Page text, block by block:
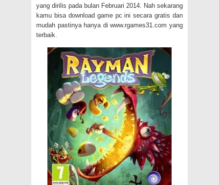
yang dirilis pada bulan Februari 2014. Nah sekarang
kamu bisa download game pc ini secara gratis dan
mudah pastinya hanya di www.rgames31.com yang
terbaik.